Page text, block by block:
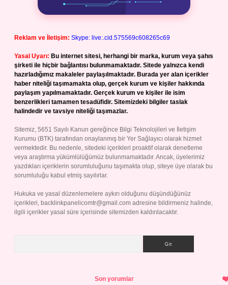
Reklam ve İletişim: Skype: live:.cid.575569c608265c69
Yasal Uyarı: Bu internet sitesi, herhangi bir marka, kurum veya şahıs
şirketi ile hiçbir bağlantısı bulunmamaktadır. Sitede yalnızca kendi
hazırladığımız makaleler paylaşılmaktadır. Burada yer alan içerikler
haber niteliği taşımamakta olup, gerçek kurum ve kişiler hakkında
paylaşım yapılmamaktadır. Gerçek kurum ve kişiler ile isim
benzerlikleri tamamen tesadüfidir. Sitemizdeki bilgiler taslak
halindedir ve tavsiye niteliği taşımazlar.
Sitemiz, 5651 Sayılı Kanun gereğince Bilgi Teknolojileri ve İletişim
Kurumu (BTK) tarafından onaylanmış bir Yer Sağlayıcı olarak hizmet
vermektedir. Bu nedenle, sitedeki içerikleri proaktif olarak denetleme
veya araştırma yükümlülüğümüz bulunmamaktadır. Ancak, üyelerimiz
yazdıkları içeriklerin sorumluluğunu taşımakta olup, siteye üye olarak bu
sorumluluğu kabul etmiş sayılırlar.
Hukuka ve yasal düzenlemelere aykırı olduğunu düşündüğünüz
içerikleri, backlinkpanelicomtr@gmail.com adresine bildirmeniz halinde,
ilgili içerikler yasal süre içerisinde sitemizden kaldırılacaktır.
Son yorumlar